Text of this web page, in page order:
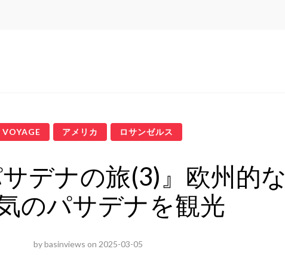
VOYAGE アメリカ ロサンゼルス
サデナの旅(3)』欧州的な
のパサデナを観光
bybasinviews on 2025-03-05